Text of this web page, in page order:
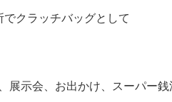
クラッチバッグとして
展示会、お出かけ、スーパー銭